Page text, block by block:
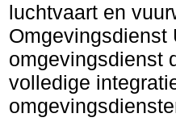
luchtvaart en
Omgevingsdienst
omgevingsdienst
volledige